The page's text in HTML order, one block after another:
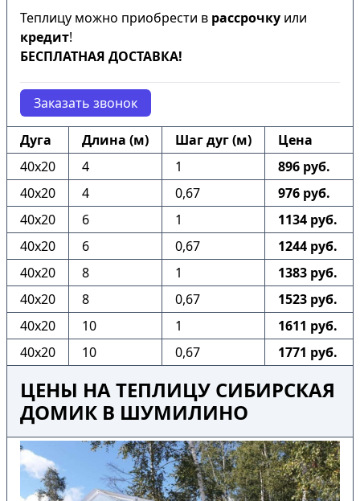
Теплицу можно приобрести в рассрочку или
кредит!
БЕСПЛАТНАЯ ДОСТАВКА!
Заказать звонок
Дуга Длина (м) Шаг дуг (м)
Цена
40х20
4 1
896 руб.
40х20
4 0,67
976 руб.
40х20
6 1
1134 руб.
40х20
6 0,67
1244 руб.
40х20
8 1
1383 руб.
40х20
8 0,67
1523 руб.
40х20
10 1
1611 руб.
40х20
10 0,67 1771 руб.
ЦЕНЫ НА ТЕПЛИЦУ СИБИРСКАЯ
ДОМИК В ШУМИЛИНО